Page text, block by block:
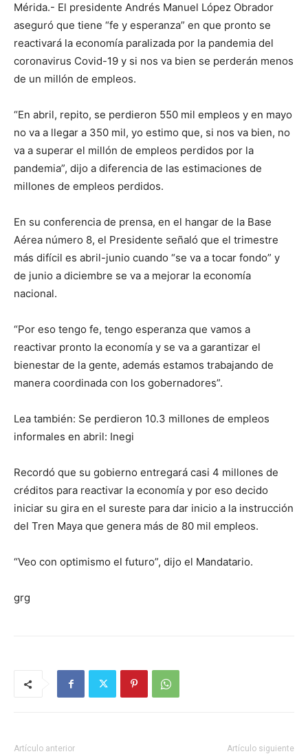
Mérida.- El presidente Andrés Manuel López Obrador
aseguró que tiene “fe y esperanza” en que pronto se
reactivará la economía paralizada por la pandemia del
coronavirus Covid-19 y si nos va bien se perderán menos
de un millón de empleos.
“En abril, repito, se perdieron 550 mil empleos y en mayo
no va a llegar a 350 mil, yo estimo que, si nos va bien, no
va a superar el millón de empleos perdidos por la
pandemia”, dijo a diferencia de las estimaciones de
millones de empleos perdidos.
En su conferencia de prensa, en el hangar de la Base
Aérea número 8, el Presidente señaló que el trimestre
más difícil es abril-junio cuando “se va a tocar fondo” y
de junio a diciembre se va a mejorar la economía
nacional.
“Por eso tengo fe, tengo esperanza que vamos a
reactivar pronto la economía y se va a garantizar el
bienestar de la gente, además estamos trabajando de
manera coordinada con los gobernadores”.
Lea también: Se perdieron 10.3 millones de empleos
informales en abril: Inegi
Recordó que su gobierno entregará casi 4 millones de
créditos para reactivar la economía y por eso decido
iniciar su gira en el sureste para dar inicio a la instrucción
del Tren Maya que genera más de 80 mil empleos.
“Veo con optimismo el futuro”, dijo el Mandatario.
grg
Artículo anterior Artículo siguiente